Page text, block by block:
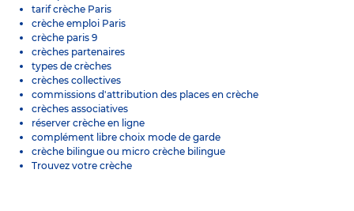
tarif crèche Paris
crèche emploi Paris
crèche paris 9
crèches partenaires
types de crèches
crèches collectives
commissions d'attribution des places en crèche
crèches associatives
réserver crèche en ligne
complément libre choix mode de garde
crèche bilingue ou micro crèche bilingue
Trouvez votre crèche